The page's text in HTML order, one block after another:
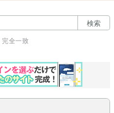
検索
完全一致